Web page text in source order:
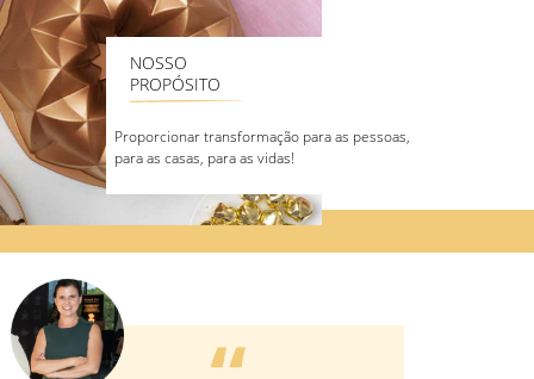
NOSSO
PROPÓSITO
Proporcionar transformação para as pessoas,
para as casas, para as vidas!